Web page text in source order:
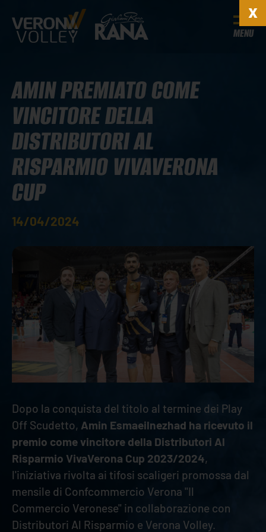
MENU
AMIN PREMIATO COME
VINCITORE DELLA
DISTRIBUTORI AL
RISPARMIO VIVAVERONA
CUP
14/04/2024
Dopo la conquista del titolo al termine dei Play
Off Scudetto, Amin Esmaeilnezhad ha ricevuto il
premio come vincitore della Distributori Al
Risparmio VivaVerona Cup 2023/2024,
l'iniziativa rivolta ai tifosi scaligeri promossa dal
mensile di Confcommercio Verona "Il
Commercio Veronese" in collaborazione con
Distributori Al Risparmio e Verona Volley.